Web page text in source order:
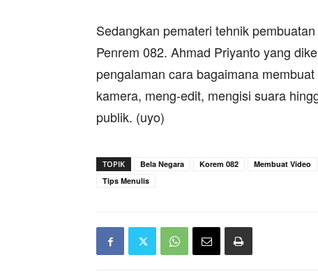
Sedangkan pemateri tehnik
Penrem 082. Ahmad Priyanto yang
pengalaman cara bagaimana
kamera, meng-edit, mengisi suara
publik. (uyo)
TOPIK Bela Negara Korem 082 Membuat Video
Tips Menulis